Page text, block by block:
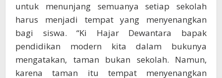
untuk menunjang semuanya setiap sekolah
harus menjadi tempat yang menyenangkan
bagi siswa. “Ki Hajar Dewantara bapak
pendidikan modern kita dalam bukunya
mengatakan, taman bukan sekolah. Namun,
karena taman itu tempat menyenangkan